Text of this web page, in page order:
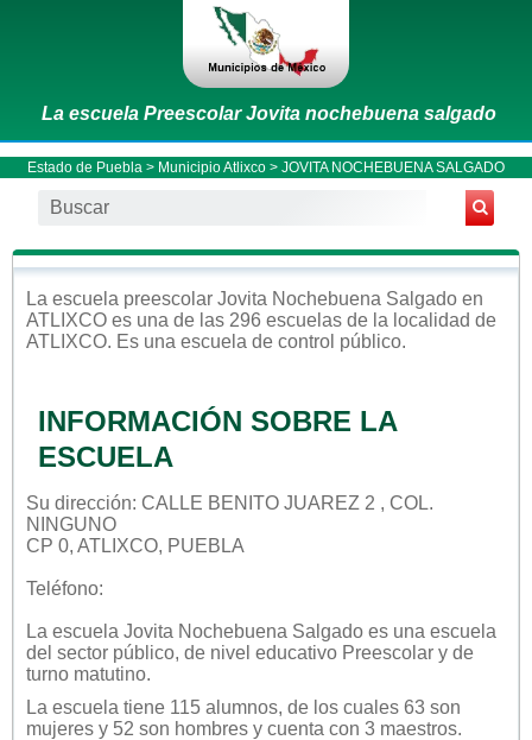
La escuela Preescolar Jovita nochebuena salgado
Estado de Puebla > Municipio Atlixco > JOVITA NOCHEBUENA SALGADO
La escuela preescolar Jovita Nochebuena Salgado en
ATLIXCO es una de las 296 escuelas de la localidad de
ATLIXCO. Es una escuela de control público.
INFORMACIÓN SOBRE LA
ESCUELA
Su dirección: CALLE BENITO JUAREZ 2 , COL.
NINGUNO
CP 0, ATLIXCO, PUEBLA
Teléfono:
La escuela Jovita Nochebuena Salgado es una escuela
del sector público, de nivel educativo Preescolar y de
turno matutino.
La escuela tiene 115 alumnos, de los cuales 63 son
mujeres y 52 son hombres y cuenta con 3 maestros.